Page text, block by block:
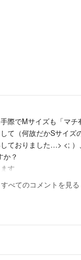
際でMサイズも「マチ
て（何故だかSサイズ
ておりました…> <; ）、
か？
す
すべてのコメントを見る